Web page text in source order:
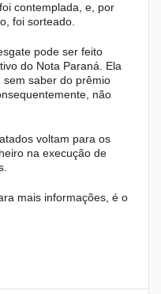
contemplada, e, por
foi sorteado.
pode ser feito
do Nota Paraná. Ela
saber do prêmio
não
voltam para os
na execução de
mais informações, é o